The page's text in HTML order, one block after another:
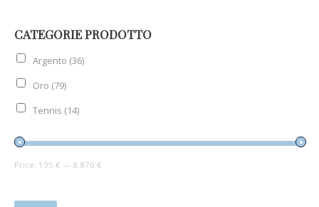
CATEGORIE PRODOTTO
Argento (36)
Oro (79)
Tennis (14)
Price: 195 € — 8.870 €